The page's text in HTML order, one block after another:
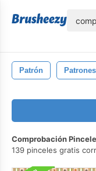
Patrón Patrones
Comprobación
139 pinceles gratis